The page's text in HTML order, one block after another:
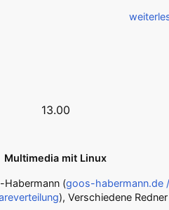
13.00
Multimedia mit Linux
Habermann (goos-habermann.de /
), Verschiedene Redner